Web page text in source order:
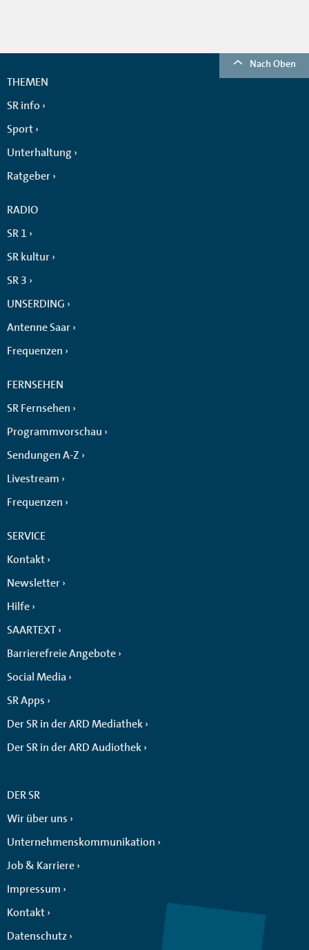
Nach Oben
THEMEN
SR info
Sport
Unterhaltung
Ratgeber
RADIO
SR 1
SR kultur
SR 3
UNSERDING
Antenne Saar
Frequenzen
FERNSEHEN
SR Fernsehen
Programmvorschau
Sendungen A-Z
Livestream
Frequenzen
SERVICE
Kontakt
Newsletter
Hilfe
SAARTEXT
Barrierefreie Angebote
Social Media
SR Apps
Der SR in der ARD Mediathek
Der SR in der ARD Audiothek
DER SR
Wir über uns
Unternehmenskommunikation
Job & Karriere
Impressum
Kontakt
Datenschutz